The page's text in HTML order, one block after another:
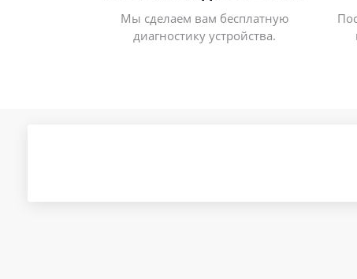
Мы сделаем вам бесплатную
диагностику устройства.